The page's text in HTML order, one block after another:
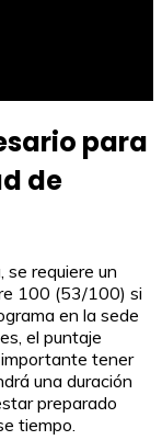
para
de
requiere un
100 (53/100) si
en la sede
el puntaje
tener
una duración
preparado
tiempo.